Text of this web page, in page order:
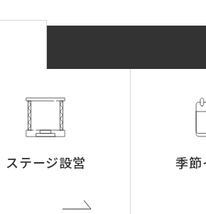
ステージ設営 季節